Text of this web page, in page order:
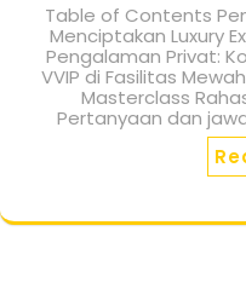
Table of Contents
Menciptakan Luxury
Pengalaman Privat:
VVIP di Fasilitas
Masterclass
Pertanyaan dan